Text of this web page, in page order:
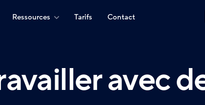
Ressources Tarifs Contact
avec